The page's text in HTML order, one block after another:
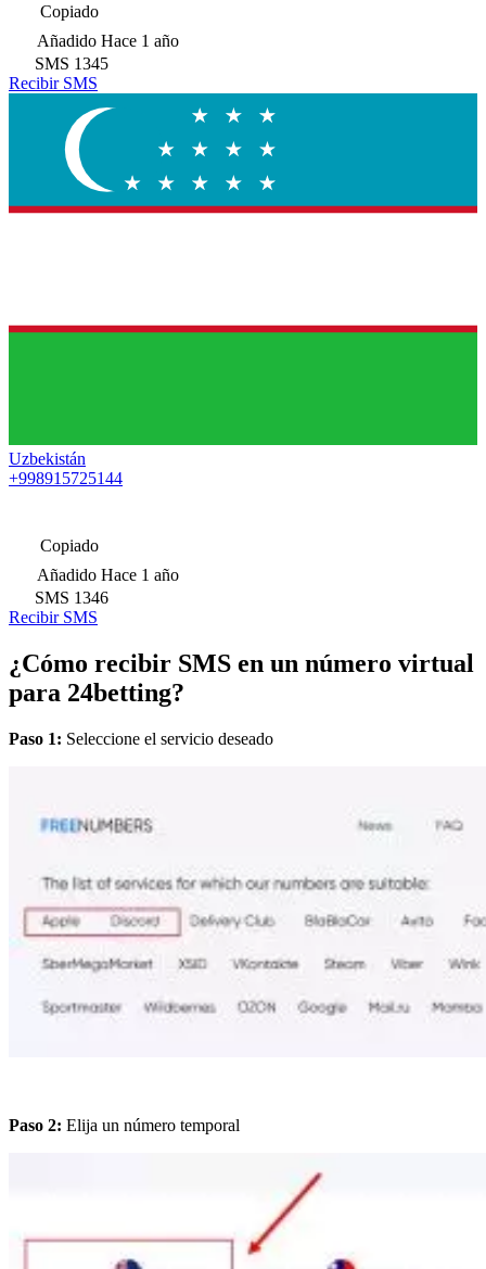
Copiado
Añadido Hace 1 año
SMS 1345
Recibir SMS
Uzbekistán
+998915725144
Copiado
Añadido Hace 1 año
SMS 1346
Recibir SMS
¿Cómo recibir SMS en un número virtual
para 24betting?
Paso 1: Seleccione el servicio deseado
Paso 2: Elija un número temporal